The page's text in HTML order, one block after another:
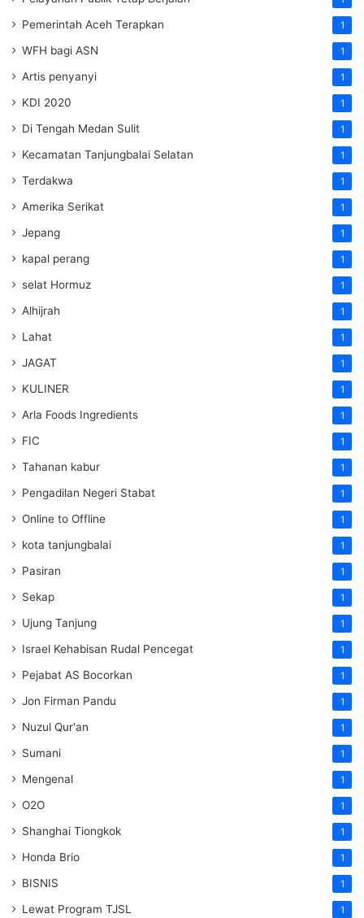
Pemerintah Aceh Terapkan 1
WFH bagi ASN 1
Artis penyanyi 1
KDI 2020 1
Di Tengah Medan Sulit 1
Kecamatan Tanjungbalai Selatan 1
Terdakwa 1
Amerika Serikat 1
Jepang 1
kapal perang 1
selat Hormuz 1
Alhijrah 1
Lahat 1
JAGAT 1
KULINER 1
Arla Foods Ingredients 1
FIC 1
Tahanan kabur 1
Pengadilan Negeri Stabat 1
Online to Offline 1
kota tanjungbalai 1
Pasiran 1
Sekap 1
Ujung Tanjung 1
Israel Kehabisan Rudal Pencegat 1
Pejabat AS Bocorkan 1
Jon Firman Pandu 1
Nuzul Qur'an 1
Sumani 1
Mengenal 1
O2O 1
Shanghai Tiongkok 1
Honda Brio 1
BISNIS 1
Lewat Program TJSL 1